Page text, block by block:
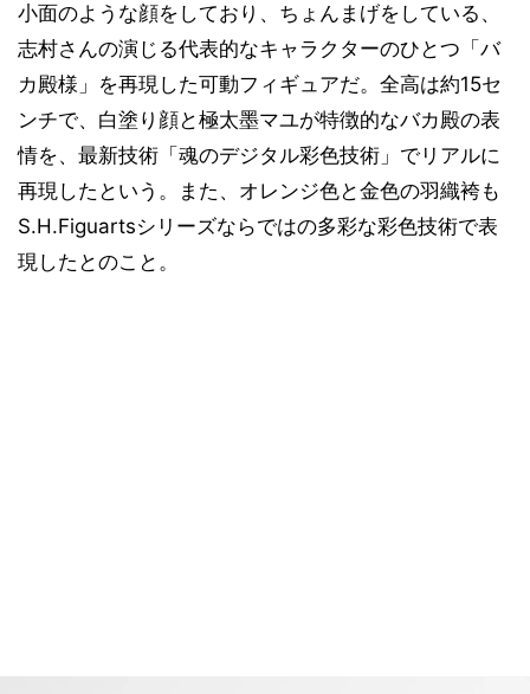
小面のような顔をしており、ちょんまげをしている、
志村さんの演じる代表的なキャラクターのひとつ「バ
カ殿様」を再現した可動フィギュアだ。全高は約15セ
ンチで、白塗り顔と極太墨マユが特徴的なバカ殿の表
情を、最新技術「魂のデジタル彩色技術」でリアルに
再現したという。また、オレンジ色と金色の羽織袴も
S.H.Figuartsシリーズならではの多彩な彩色技術で表
現したとのこと。